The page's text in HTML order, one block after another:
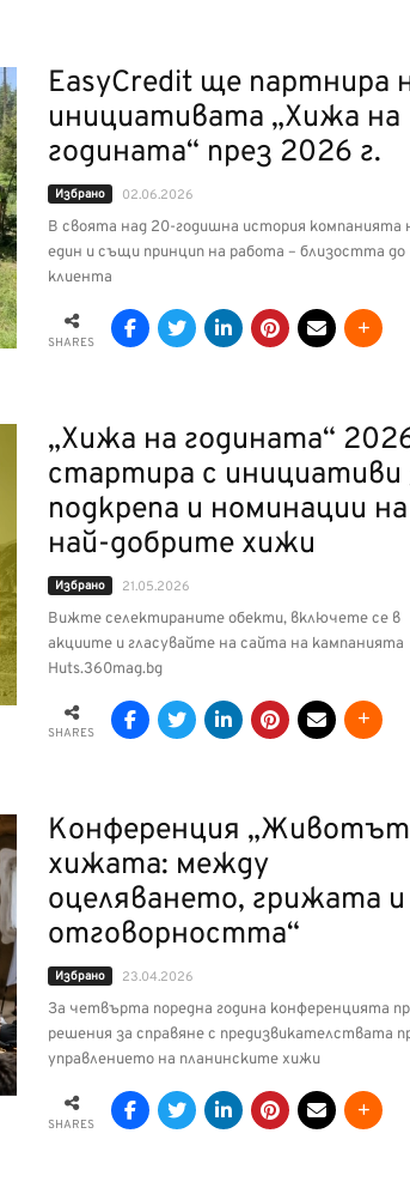
EasyCredit ще партнира
инициативата „Хижа на
годината“ през 2026 г.
Избрано 02.06.2026
В своята над 20-годишна история компанията
един и същи принцип на работа – близостта до
клиента
SHARES
„Хижа на годината“
стартира с инициативи
подкрепа и номинации на
най-добрите хижи
Избрано 21.05.2026
Вижте селектираните обекти, включете се в
акциите и гласувайте на сайта на кампанията
Huts.360mag.bg
SHARES
Конференция
хижата: между
оцеляването, грижата и
отговорността“
Избрано 23.04.2026
За четвърта поредна година конференцията
решения за справяне с предизвикателствата
управлението на планинските хижи
SHARES